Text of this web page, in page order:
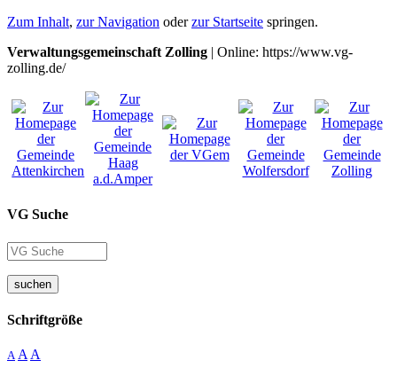
Zum Inhalt, zur Navigation oderzur Startseite springen.
Verwaltungsgemeinschaft Zolling | Online: https://www.vg-
zolling.de/
VG Suche
suchen
Schriftgröße
A A A